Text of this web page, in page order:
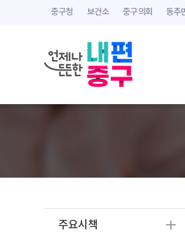
중구청 보건소 중구의회 동주
주요시책